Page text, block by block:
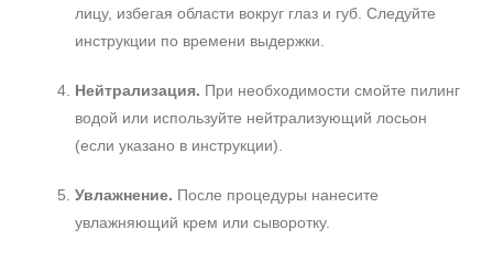
лицу, избегая области вокруг глаз и губ. Следуйте
инструкции по времени выдержки.
Нейтрализация. При необходимости смойте пилинг
водой или используйте нейтрализующий лосьон
(если указано в инструкции).
Увлажнение. После процедуры нанесите
увлажняющий крем или сыворотку.